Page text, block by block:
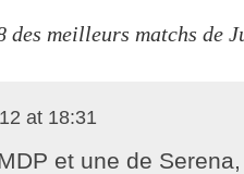
des meilleurs matchs de
at 18:31
et une de